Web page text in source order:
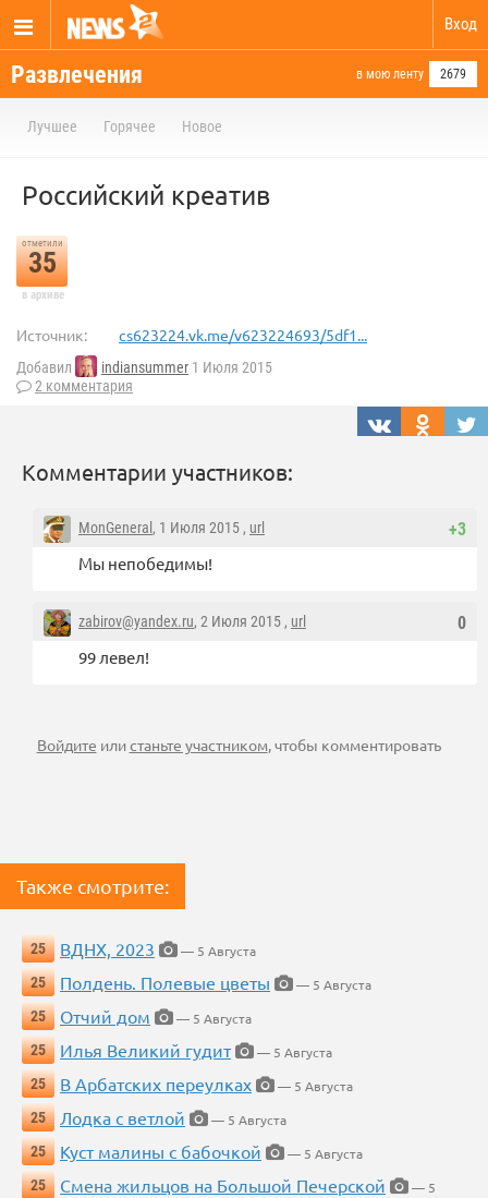
Вход
Развлечения в мою ленту 2679
Лучшее Горячее Новое
Российский креатив
отметили
35
в архиве
Источник: cs623224.vk.me/v623224693/5df1...
Добавил indiansummer 1 Июля 2015
2 комментария
Комментарии участников:
+3
MonGeneral , 1 Июля 2015 , url
Мы непобедимы!
0
zabirov@yandex.ru, 2 Июля 2015 , url
99 левел!
Войдите илистаньте участником, чтобы комментировать
Также смотрите:
25 ВДНХ, 2023
— 5 Августа
25
Полдень. Полевые цветы
— 5 Августа
25
Отчий дом
— 5 Августа
25
Илья Великий гудит
— 5 Августа
25
В Арбатских переулках
— 5 Августа
25
Лодка с ветлой
— 5 Августа
25
Куст малины с бабочкой
— 5 Августа
25
Смена жильцов на Большой Печерской
— 5